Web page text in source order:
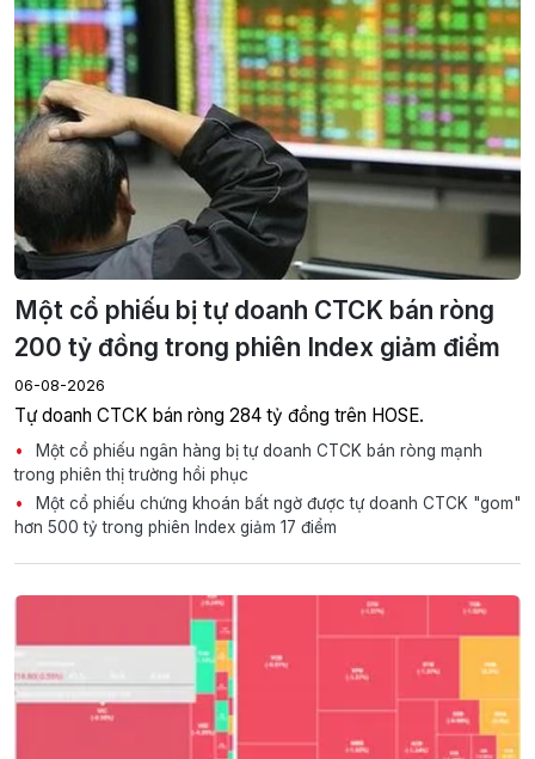
Một cổ phiếu bị tự doanh CTCK bán ròng
200 tỷ đồng trong phiên Index giảm điểm
06-08-2026
Tự doanh CTCK bán ròng 284 tỷ đồng trên HOSE.
Một cổ phiếu ngân hàng bị tự doanh CTCK bán ròng mạnh
trong phiên thị trường hồi phục
Một cổ phiếu chứng khoán bất ngờ được tự doanh CTCK "gom"
hơn 500 tỷ trong phiên Index giảm 17 điểm